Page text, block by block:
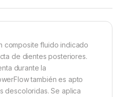
composite fluido indicado
de dientes posteriores.
durante la
también es apto
descoloridas. Se aplica